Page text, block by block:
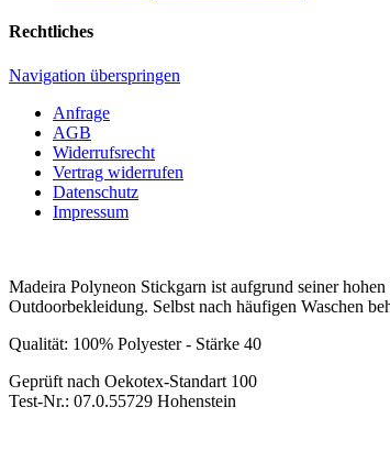
Rechtliches
Navigation überspringen
Anfrage
AGB
Widerrufsrecht
Vertrag widerrufen
Datenschutz
Impressum
Madeira Polyneon Stickgarn ist aufgrund seiner
Outdoorbekleidung. Selbst nach häufigen Waschen
Qualität: 100% Polyester - Stärke 40
Geprüft nach Oekotex-Standart 100
Test-Nr.: 07.0.55729 Hohenstein